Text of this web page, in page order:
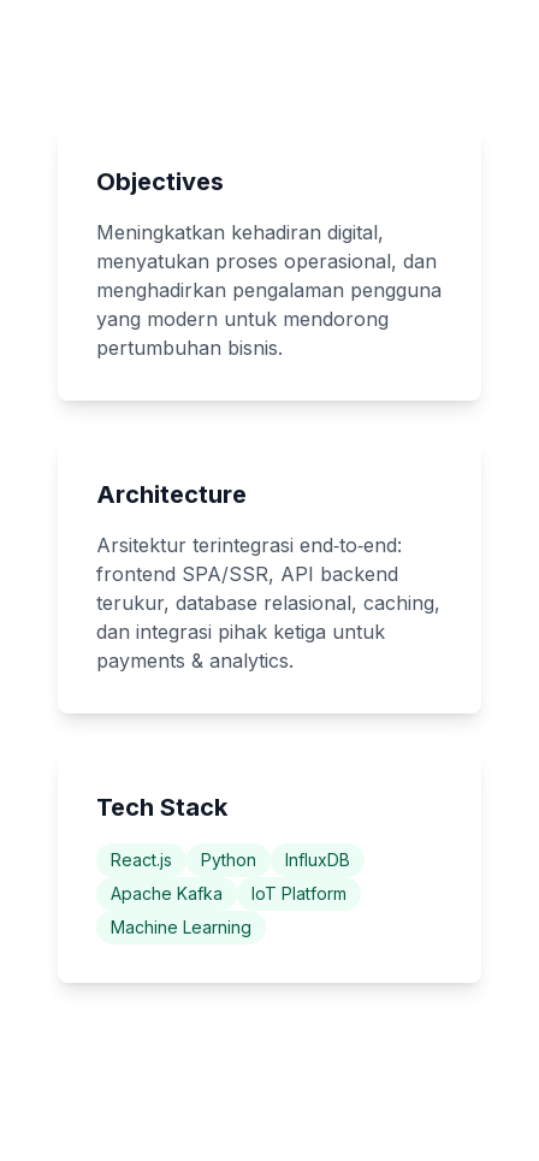
Objectives
Meningkatkan kehadiran digital,
menyatukan proses operasional, dan
menghadirkan pengalaman pengguna
yang modern untuk mendorong
pertumbuhan bisnis.
Architecture
Arsitektur terintegrasi end‑to‑end:
frontend SPA/SSR, API backend
terukur, database relasional, caching,
dan integrasi pihak ketiga untuk
payments & analytics.
Tech Stack
React.js Python
InfluxDB
Apache Kafka
IoT Platform
Machine Learning